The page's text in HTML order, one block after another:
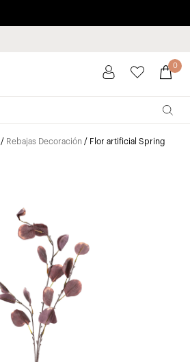
0
/ Rebajas Decoración / Flor artificial Spring